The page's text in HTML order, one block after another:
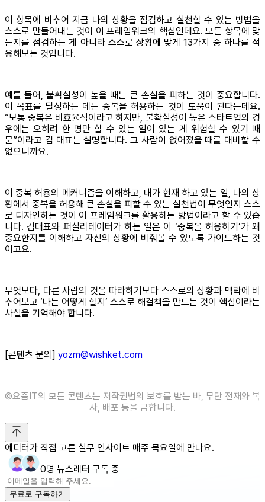
이 항목에 비추어 지금 나의 상황을 점검하고 실천할 수 있는 방법을
스스로 만들어내는 것이 이 프레임워크의 핵심인데요. 모든 항목에 맞
는지를 점검하는 게 아니라 스스로 상황에 맞게 13가지 중 하나를 적
용해보는 것입니다.
예를 들어, 불확실성이 높을 때는 큰 손실을 피하는 것이 중요합니다.
이 목표를 달성하는 데는 중복을 허용하는 것이 도움이 된다는데요.
“보통 중복은 비효율적이라고 하지만, 불확실성이 높은 스타트업의 경
우에는 오히려 한 명만 할 수 있는 일이 있는 게 위험할 수 있기 때
문”이라고 김 대표는 설명합니다. 그 사람이 없어졌을 때를 대비할 수
없으니까요.
이 중복 허용의 메커니즘을 이해하고, 내가 현재 하고 있는 일, 나의 상
황에서 중복을 허용해 큰 손실을 피할 수 있는 실천법이 무엇인지 스스
로 디자인하는 것이 이 프레임워크를 활용하는 방법이라고 할 수 있습
니다. 김대표와 퍼실리테이터가 하는 일은 이 ‘중복을 허용하기’가 왜
중요한지를 이해하고 자신의 상황에 비춰볼 수 있도록 가이드하는 것
이고요.
무엇보다, 다른 사람의 것을 따라하기보다 스스로의 상황과 맥락에 비
추어보고 ‘나는 어떻게 할지’ 스스로 해결책을 만드는 것이 핵심이라는
사실을 기억해야 합니다.
[콘텐츠 문의] yozm@wishket.com
©️요즘IT의 모든 콘텐츠는 저작권법의 보호를 받는 바, 무단 전재와 복
사, 배포 등을 금합니다.
에디터가 직접 고른 실무 인사이트 매주 목요일에 만나요.
0명 뉴스레터 구독 중
무료로 구독하기